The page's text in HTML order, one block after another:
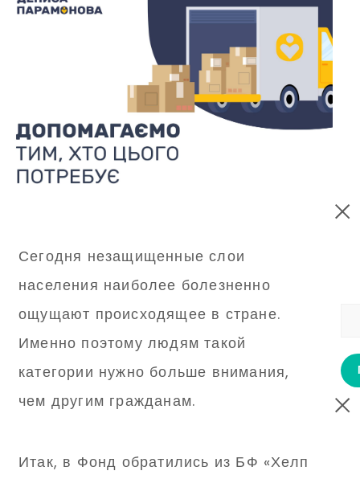
Сегодня незащищенные слои
населения наиболее болезненно
ощущают происходящее в стране.
Именно поэтому людям такой
категории нужно больше внимания,
чем другим гражданам.
Итак, в Фонд обратились из БФ «Хелп